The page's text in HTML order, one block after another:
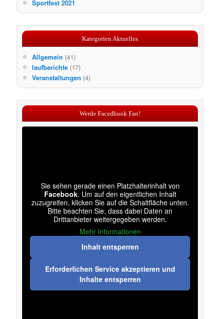
Sportfest 2021
Kategorien Aktuelles
Allgemein (41)
laufberichte (17)
Veranstaltungen (4)
Werde Facedbook Fan!
Sie sehen gerade einen Platzhalterinhalt von
Facebook. Um auf den eigentlichen Inhalt
zuzugreifen, klicken Sie auf die Schaltfläche unten.
Bitte beachten Sie, dass dabei Daten an
Drittanbieter weitergegeben werden.
Mehr Informationen
Inhalt entsperren
Erforderlichen Service akzeptieren und
Inhalte entsperren